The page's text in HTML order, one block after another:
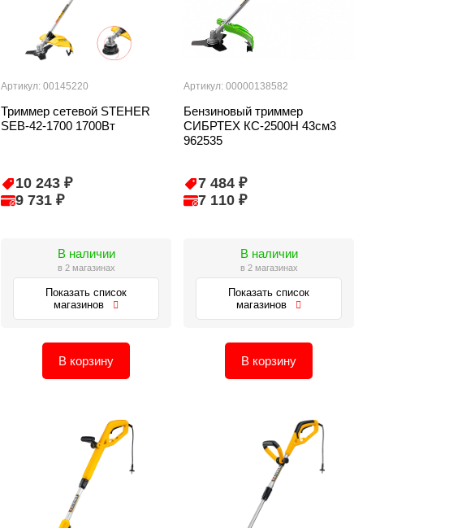
Артикул: 00145220
Триммер сетевой STEHER
SEB-42-1700 1700Вт
10 243 ₽
9 731 ₽
В наличии
в 2 магазинах
Показать список
магазинов
В корзину
Артикул: 00000138582
Бензиновый триммер
СИБРТЕХ КС-2500Н 43см3
962535
7 484 ₽
7 110 ₽
В наличии
в 2 магазинах
Показать список
магазинов
В корзину